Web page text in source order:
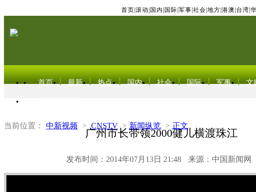
首页 滚动 国内 国际 军事 社会 地方 港澳 台湾
首页 最新 热点 国内 社会 国际 军事 文
当前位置： 中新视频 > CNSTV > 新闻纵览 > 正文
广州市长带领2000健儿横渡珠江
发布时间：2014年07月13日 21:48 来源：中国新闻网